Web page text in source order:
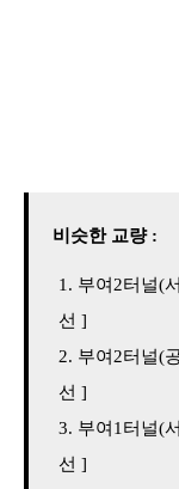
비슷한 교량 :
부여2터널(
선 ]
부여2터널(
선 ]
부여1터널(
선 ]